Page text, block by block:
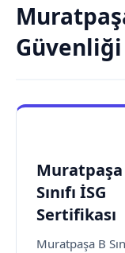
Muratpaşa
Sınıfı İSG
Sertifikası
Muratpaşa B